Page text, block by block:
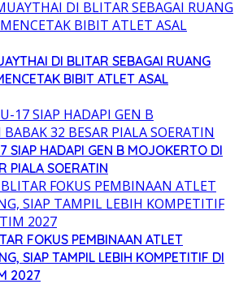
DI BLITAR SEBAGAI RUANG
BIBIT ATLET ASAL
SIAP HADAPI GEN B MOJOKERTO DI
PIALA SOERATIN
FOKUS PEMBINAAN ATLET
SIAP TAMPIL LEBIH KOMPETITIF DI
2027